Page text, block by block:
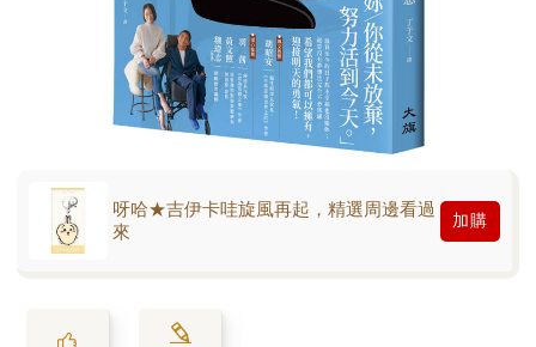
呀哈★吉伊卡哇旋風再起，精選周邊看過
來
加購